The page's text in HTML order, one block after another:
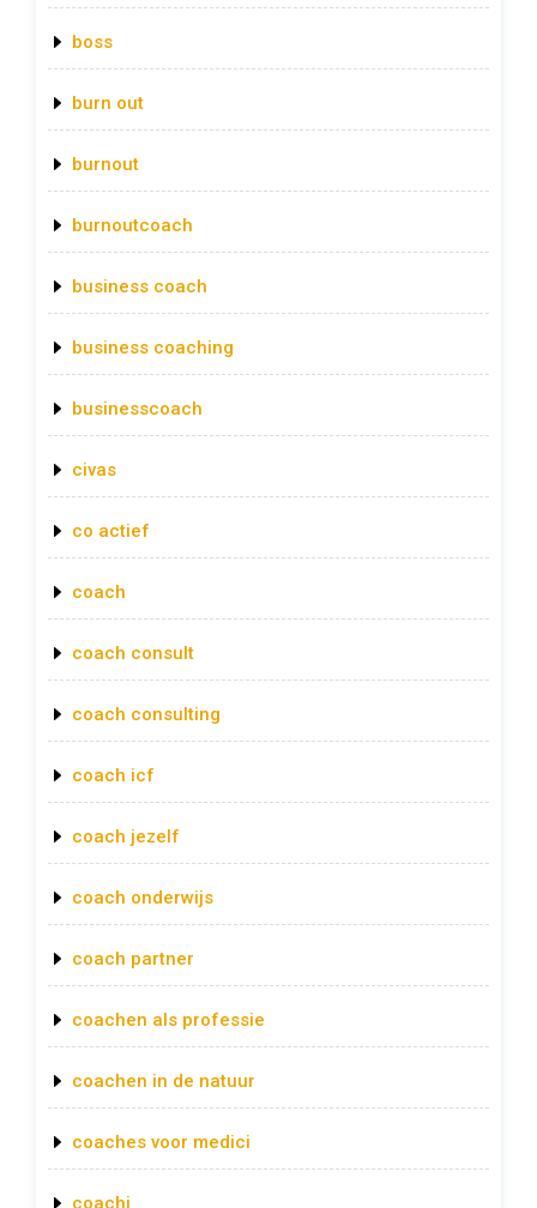
boss
burn out
burnout
burnoutcoach
business coach
business coaching
businesscoach
civas
co actief
coach
coach consult
coach consulting
coach icf
coach jezelf
coach onderwijs
coach partner
coachen als professie
coachen in de natuur
coaches voor medici
coachi